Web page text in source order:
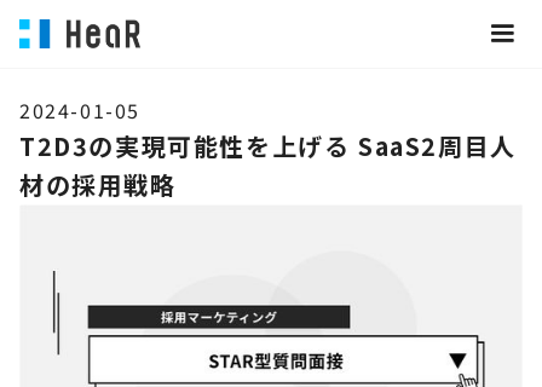
2024-01-05
T2D3の実現可能性を上げる SaaS2周⽬⼈
材の採⽤戦略